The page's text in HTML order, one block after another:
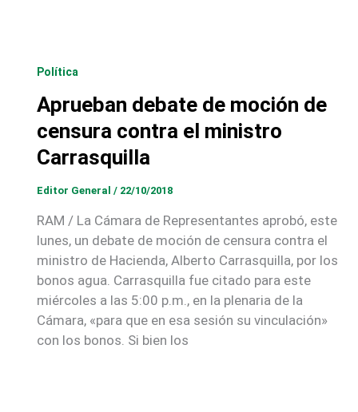
Política
Aprueban debate de moción de
censura contra el ministro
Carrasquilla
Editor General / 22/10/2018
RAM / La Cámara de Representantes aprobó, este
lunes, un debate de moción de censura contra el
ministro de Hacienda, Alberto Carrasquilla, por los
bonos agua. Carrasquilla fue citado para este
miércoles a las 5:00 p.m., en la plenaria de la
Cámara, «para que en esa sesión su vinculación»
con los bonos. Si bien los